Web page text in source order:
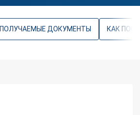
ПОЛУЧАЕМЫЕ ДОКУМЕНТЫ КАК